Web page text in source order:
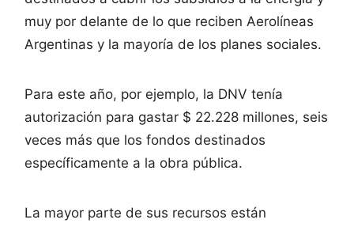
muy por delante de lo que reciben Aerolíneas
Argentinas y la mayoría de los planes sociales.
Para este año, por ejemplo, la DNV tenía
autorización para gastar $ 22.228 millones, seis
veces más que los fondos destinados
específicamente a la obra pública.
La mayor parte de sus recursos están